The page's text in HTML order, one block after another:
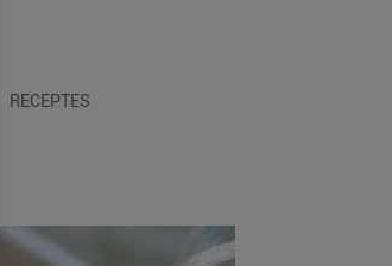
RECEPTES